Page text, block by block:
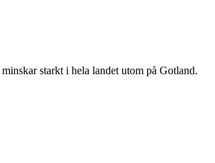
starkt i hela landet utom på Gotland.